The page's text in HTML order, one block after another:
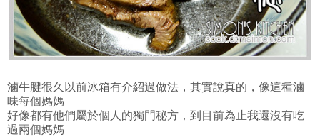
滷牛腱很久以前冰箱有介紹過做法，其實說真的，像這種滷
味每個媽媽
好像都有他們屬於個人的獨門秘方，到目前為止我還沒有吃
過兩個媽媽